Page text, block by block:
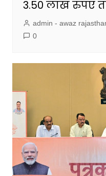
3.50 लाख रुपए
admin - awaz
0